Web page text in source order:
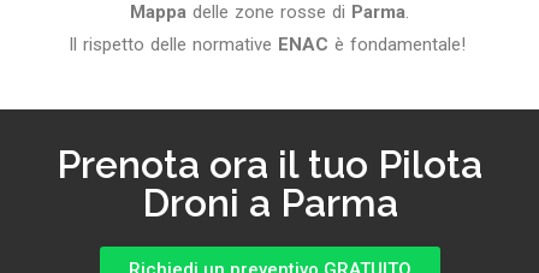
Mappa delle zone rosse di Parma.
Il rispetto delle normative ENAC è fondamentale!
Prenota ora il tuo Pilota
Droni a Parma